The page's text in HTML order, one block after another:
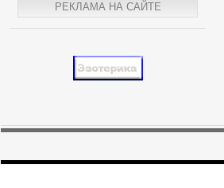
РЕКЛАМА НА САЙТЕ